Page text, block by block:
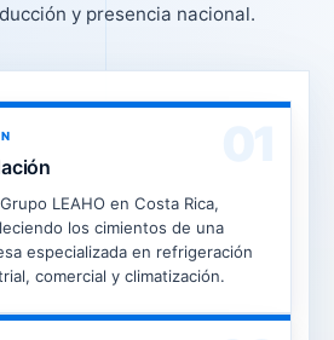
y presencia nacional.
LEAHO en Costa Rica,
los cimientos de una
especializada en refrigeración
comercial y climatización.